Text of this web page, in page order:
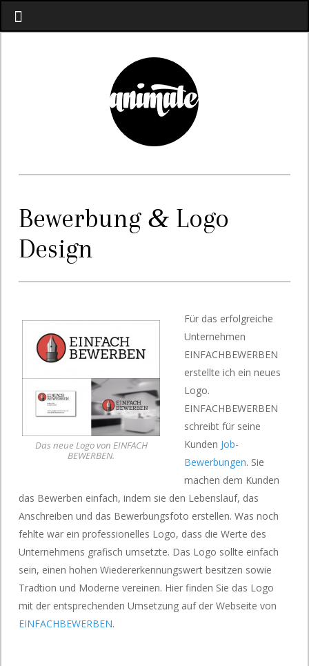
Bewerbung & Logo
Design
Das neue Logo von EINFACH
BEWERBEN.
Für das erfolgreiche
Unternehmen
EINFACHBEWERBEN
erstellte ich ein neues
Logo.
EINFACHBEWERBEN
schreibt für seine
Kunden Job-
Bewerbungen. Sie
machen dem Kunden
das Bewerben einfach, indem sie den Lebenslauf, das
Anschreiben und das Bewerbungsfoto erstellen. Was noch
fehlte war ein professionelles Logo, dass die Werte des
Unternehmens grafisch umsetzte. Das Logo sollte einfach
sein, einen hohen Wiedererkennungswert besitzen sowie
Tradtion und Moderne vereinen. Hier finden Sie das Logo
mit der entsprechenden Umsetzung auf der Webseite von
EINFACHBEWERBEN.